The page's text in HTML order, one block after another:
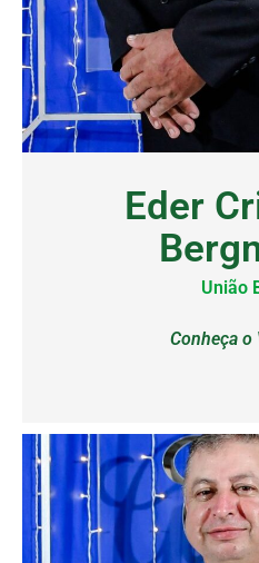
Eder
União
Conheça o